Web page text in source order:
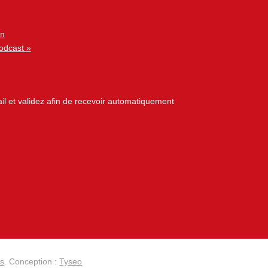
Personnalisez vos préférences pour contrôler la manière dont
»
et validez afin de recevoir automatiquement
. Conception :Tyseo